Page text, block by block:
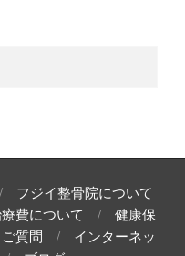
フジイ整骨院について
費について
健康保
質問
インターネッ